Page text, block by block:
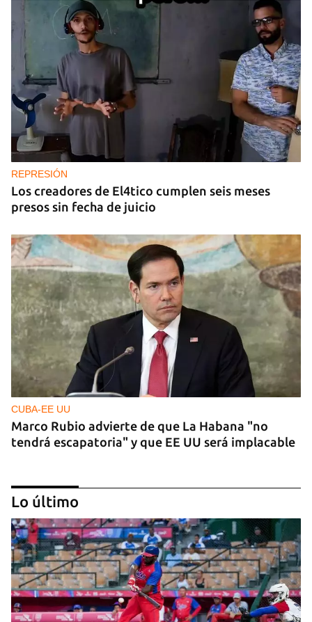
REPRESIÓN
Los creadores de El4tico cumplen seis meses
presos sin fecha de juicio
CUBA-EE UU
Marco Rubio advierte de que La Habana "no
tendrá escapatoria" y que EE UU será implacable
Lo último